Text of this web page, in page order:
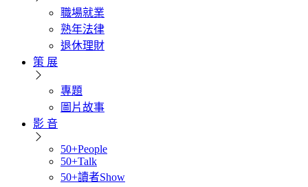
職場就業
熟年法律
退休理財
策 展
專題
圖片故事
影 音
50+People
50+Talk
50+讀者Show